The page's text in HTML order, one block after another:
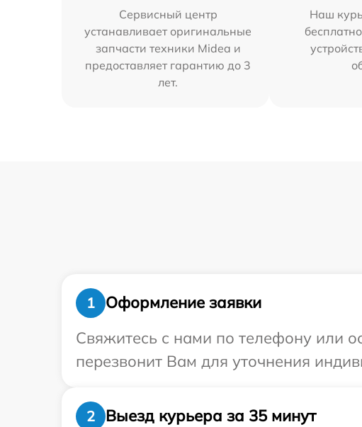
Сервисный центр
устанавливает оригинальные
запчасти техники Midea и
предоставляет гарантию до 3
лет.
Наш
1
Оформление заявки
Свяжитесь с нами по телефону или
перезвонит Вам для уточнения
2
Выезд курьера за 35 минут